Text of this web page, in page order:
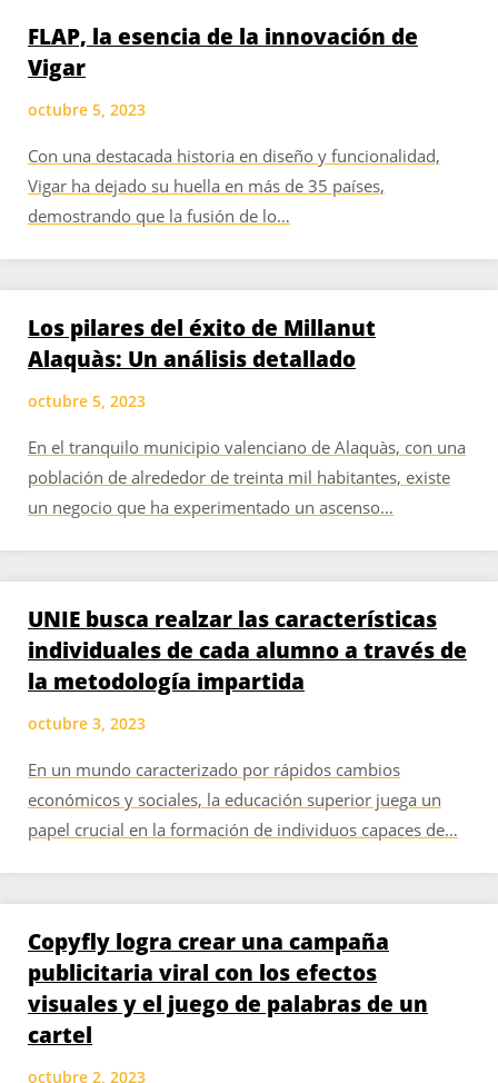
FLAP, la esencia de la innovación de
Vigar
octubre 5, 2023
Con una destacada historia en diseño y funcionalidad,
Vigar ha dejado su huella en más de 35 países,
demostrando que la fusión de lo…
Los pilares del éxito de Millanut
Alaquàs: Un análisis detallado
octubre 5, 2023
En el tranquilo municipio valenciano de Alaquàs, con una
población de alrededor de treinta mil habitantes, existe
un negocio que ha experimentado un ascenso…
UNIE busca realzar las características
individuales de cada alumno a través de
la metodología impartida
octubre 3, 2023
En un mundo caracterizado por rápidos cambios
económicos y sociales, la educación superior juega un
papel crucial en la formación de individuos capaces de…
Copyfly logra crear una campaña
publicitaria viral con los efectos
visuales y el juego de palabras de un
cartel
octubre 2, 2023